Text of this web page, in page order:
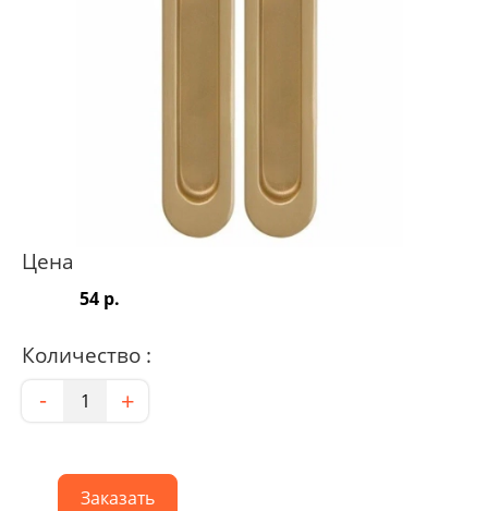
Цена
54 р.
Количество :
Количество
- +
Заказать